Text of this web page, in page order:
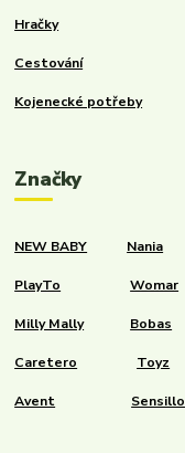
Hračky
Cestování
Kojenecké potřeby
Značky
NEW BABY Nania
PlayTo Womar
Milly Mally Bobas
Caretero Toyz
Avent Sensillo